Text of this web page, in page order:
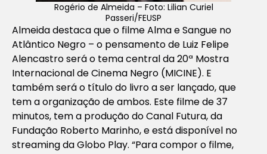
Rogério de Almeida – Foto: Lilian Curiel
Passeri/FEUSP
Almeida destaca que o filmeAlma e Sangue no
Atlântico Negro – o pensamento de Luiz Felipe
Alencastroserá o tema central da20ª Mostra
Internacional de Cinema Negro (MICINE). E
também será o título do livro a ser lançado, que
tem a organização de ambos. Este filme de 37
minutos, tem a produção do Canal Futura, da
Fundação Roberto Marinho, e está disponível no
streaming da Globo Play. “Para compor o filme,